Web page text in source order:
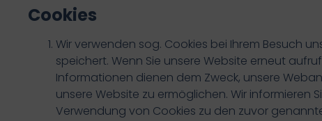
Cookies
Wir verwenden sog. Cookies bei Ihrem Besuch
speichert. Wenn Sie unsere Website erneut
Informationen dienen dem Zweck, unsere
unsere Website zu ermöglichen. Wir informieren
Verwendung von Cookies zu den zuvor